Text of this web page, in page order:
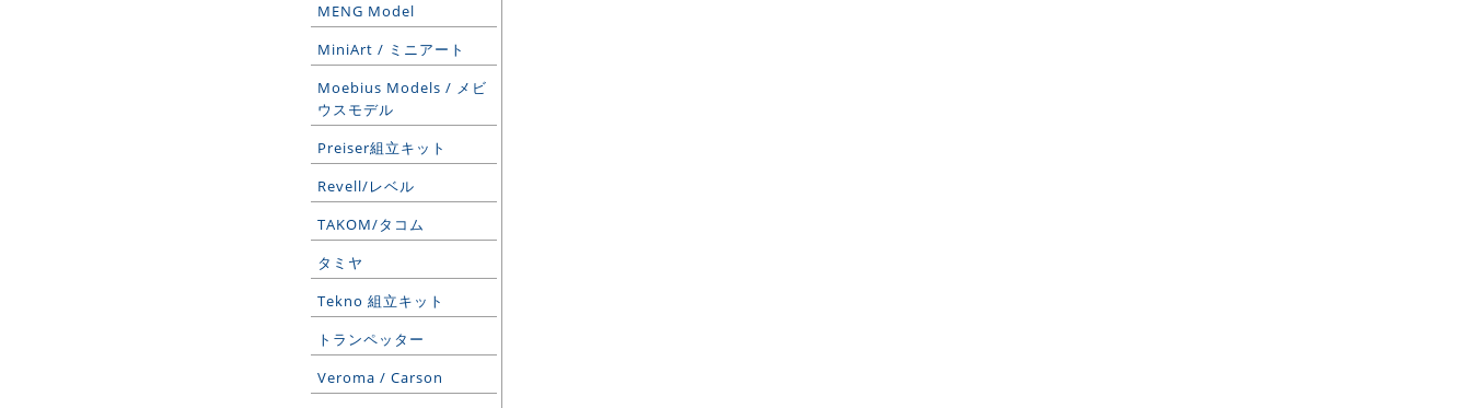
MENG Model
MiniArt / ミニアート
Moebius Models / メビ
ウスモデル
Preiser組立キット
Revell/レベル
TAKOM/タコム
タミヤ
Tekno 組立キット
トランペッター
Veroma / Carson